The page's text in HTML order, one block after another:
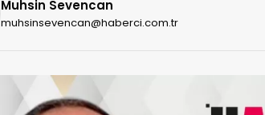
Muhsin Sevencan
muhsinsevencan@haberci.com.tr